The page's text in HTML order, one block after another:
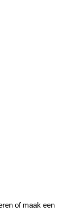
of maak een